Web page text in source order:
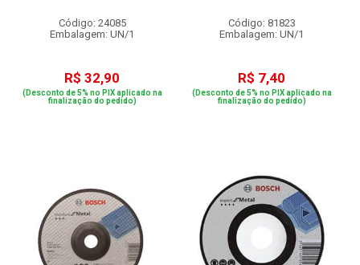
Código: 24085
Embalagem: UN/1
R$ 32,90
(Desconto de 5% no PIX aplicado na
finalização do pedido)
Código: 81823
Embalagem: UN/1
R$ 7,40
(Desconto de 5% no PIX aplicado na
finalização do pedido)